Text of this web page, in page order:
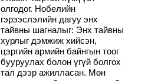
олгодог. Нобелийн
гэрээслэлийн дагуу энх
тайвны шагналыг: Энх тайвны
хурлыг дэмжиж хийсэн,
цэргийн армийн байнгын тоог
бууруулах болон үгүй болгох
тал дээр ажилласан. Мөн